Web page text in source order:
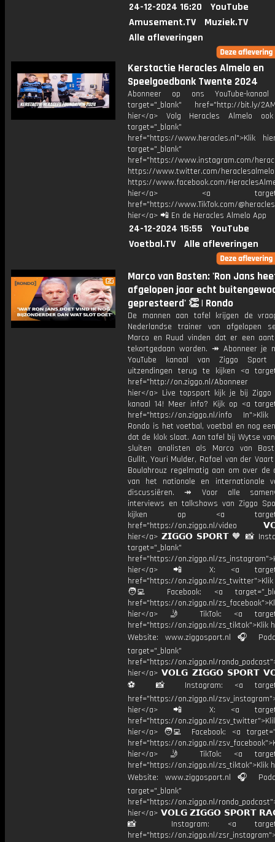
24-12-2024 16:20
YouTube
Amusement.TV
Muziek.TV
Alle afleveringen
Kerstactie Heracles Almelo en
Speelgoedbank Twente 2024
Abonneer op ons YouTube-
target="_blank" href="http://bit.ly/
hier</a> Volg Heracles Almelo
target="_blank"
href="https://www.heracles.nl">Klik
target="_blank"
href="https://www.instagram.com/
https://www.twitter.com/heraclesalmelo
https://www.facebook.com/
hier</a> <a
href="https://www.TikTok.com/
hier</a> 📲 En de Heracles Almelo App
24-12-2024 15:55
YouTube
Voetbal.TV
Alle afleveringen
Marco van Basten: 'Ron Jans
afgelopen jaar echt
gepresteerd' 👏 | Rondo
De mannen aan tafel krijgen de
Nederlandse trainer van afgelopen
Marco en Ruud vinden dat er een
tekortgedaan worden. ↠ Abonneer je
YouTube kanaal van Ziggo
uitzendingen terug te kijken <a
href="http://on.ziggo.nl/
hier</a> Live topsport kijk je bij
kanaal 14! Meer info? Kijk op <a
href="https://on.ziggo.nl/info
Rondo is het voetbal, voetbal en nog
dat de klok slaat. Aan tafel bij Wytse
sluiten analisten als Marco van
Gullit, Youri Mulder, Rafael van der
Boulahrouz regelmatig aan om over de
van het nationale en internationale
discussiëren. ↠ Voor alle
interviews en talkshows van Ziggo
kijken op <a
href="https://on.ziggo.nl/video
hier</a> 𝗭𝗜𝗚𝗚𝗢 𝗦𝗣𝗢𝗥𝗧 🧡 📸
target="_blank"
href="https://on.ziggo.nl/
hier</a> 📲 X: <a
href="https://on.ziggo.nl/
🧑‍💻 Facebook: <a
href="https://on.ziggo.nl/
hier</a> 🤳 TikTok: <a
href="https://on.ziggo.nl/zs_tiktok">Klik
Website: www.ziggosport.nl 🎧
target="_blank"
href="https://on.ziggo.nl/
hier</a> 𝗩𝗢𝗟𝗚 𝗭𝗜𝗚𝗚𝗢 𝗦𝗣𝗢𝗥𝗧
⚽️ 📸 Instagram: <a
href="https://on.ziggo.nl/
hier</a> 📲 X: <a
href="https://on.ziggo.nl/
hier</a> 🧑‍💻 Facebook: <a
href="https://on.ziggo.nl/
hier</a> 🤳 TikTok: <a
href="https://on.ziggo.nl/zs_tiktok">Klik
Website: www.ziggosport.nl 🎧
target="_blank"
href="https://on.ziggo.nl/
hier</a> 𝗩𝗢𝗟𝗚 𝗭𝗜𝗚𝗚𝗢 𝗦𝗣𝗢𝗥𝗧
📸 Instagram: <a
href="https://on.ziggo.nl/